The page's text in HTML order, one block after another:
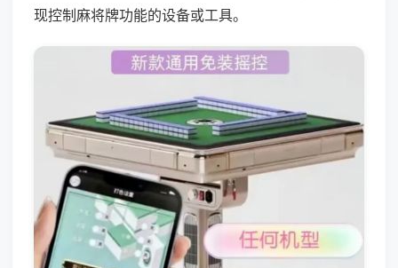
现控制麻将牌功能的设备或工具。